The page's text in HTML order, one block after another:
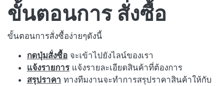
ขั้นตอนการ สั่งซื้อ
ขั้นตอนการสั่งซื้อง่ายๆดังนี้
กดปุ่มสั่งซื้อ จะเข้าไปยังไลน์ของเรา
แจ้งรายการแจ้งรายละเอียดสินค้าที่ต้องการ
สรุปราคา ทางทีมงานจะทำการสรุปราคาสินค้าให้กับ